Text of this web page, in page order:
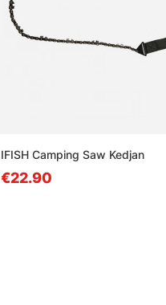
IFISH Camping Saw Kedjan
€22.90